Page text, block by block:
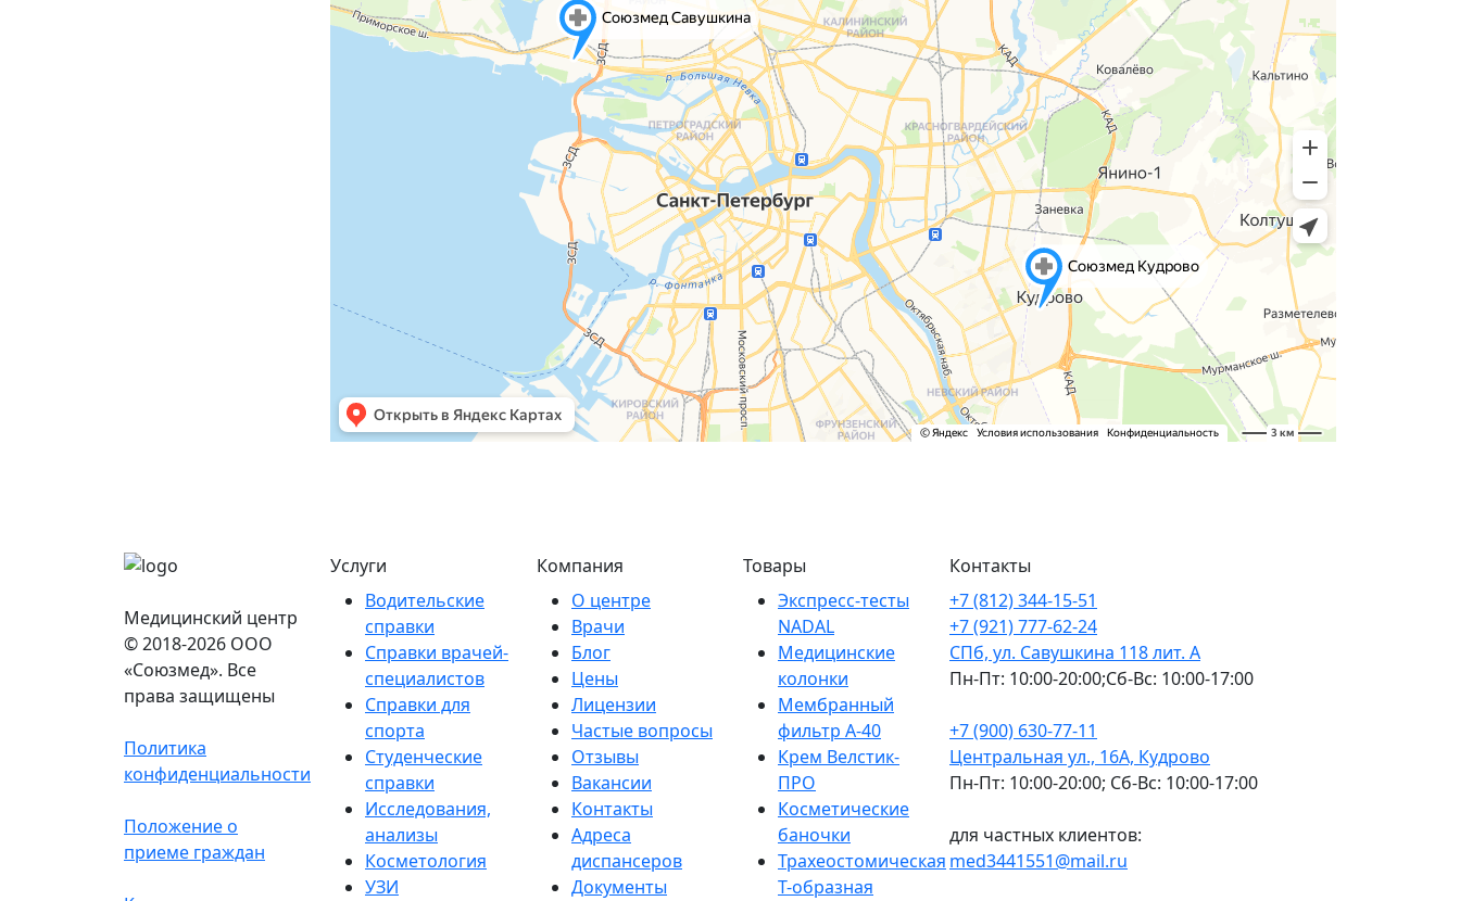
Медицинский центр
© 2018-2026 ООО
«Союзмед». Все
права защищены
Политика
конфиденциальности
Положение о
приеме граждан
Услуги
Водительские
справки
Справки врачей-
специалистов
Справки для
спорта
Студенческие
справки
Исследования,
анализы
Косметология
УЗИ
Компания
О центре
Врачи
Блог
Цены
Лицензии
Частые вопросы
Отзывы
Вакансии
Контакты
Адреса
диспансеров
Документы
Товары
Экспресс-тесты
NADAL
Медицинские
колонки
Мембранный
фильтр A-40
Крем Велстик-
ПРО
Косметические
баночки
Трахеостомическая
Т-образная
Контакты
+7 (812) 344-15-51
+7 (921) 777-62-24
СПб, ул. Савушкина 118 лит. А
Пн-Пт: 10:00-20:00;Сб-Вс: 10:00-17:00
+7 (900) 630-77-11
Центральная ул., 16А, Кудрово
Пн-Пт: 10:00-20:00; Сб-Вс: 10:00-17:00
для частных клиентов:
med3441551@mail.ru